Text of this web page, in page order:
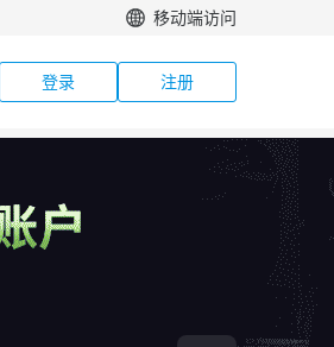
移动端访问
登录 注册